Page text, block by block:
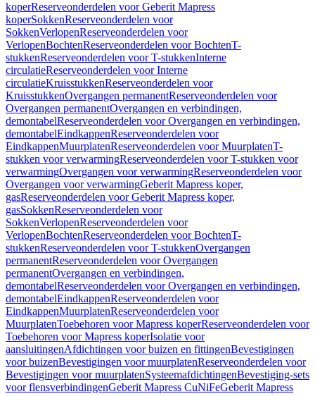
koperReserveonderdelen voor Geberit Mapress
koperSokkenReserveonderdelen voor
SokkenVerlopenReserveonderdelen voor
VerlopenBochtenReserveonderdelen voor BochtenT-
stukkenReserveonderdelen voor T-stukkenInterne
circulatieReserveonderdelen voor Interne
circulatieKruisstukkenReserveonderdelen voor
KruisstukkenOvergangen permanentReserveonderdelen voor
Overgangen permanentOvergangen en verbindingen,
demontabelReserveonderdelen voor Overgangen en verbindingen,
demontabelEindkappenReserveonderdelen voor
EindkappenMuurplatenReserveonderdelen voor MuurplatenT-
stukken voor verwarmingReserveonderdelen voor T-stukken voor
verwarmingOvergangen voor verwarmingReserveonderdelen voor
Overgangen voor verwarmingGeberit Mapress koper,
gasReserveonderdelen voor Geberit Mapress koper,
gasSokkenReserveonderdelen voor
SokkenVerlopenReserveonderdelen voor
VerlopenBochtenReserveonderdelen voor BochtenT-
stukkenReserveonderdelen voor T-stukkenOvergangen
permanentReserveonderdelen voor Overgangen
permanentOvergangen en verbindingen,
demontabelReserveonderdelen voor Overgangen en verbindingen,
demontabelEindkappenReserveonderdelen voor
EindkappenMuurplatenReserveonderdelen voor
MuurplatenToebehoren voor Mapress koperReserveonderdelen voor
Toebehoren voor Mapress koperIsolatie voor
aansluitingenAfdichtingen voor buizen en fittingenBevestigingen
voor buizenBevestigingen voor muurplatenReserveonderdelen voor
Bevestigingen voor muurplatenSysteemafdichtingenBevestiging-sets
voor flensverbindingenGeberit Mapress CuNiFeGeberit Mapress